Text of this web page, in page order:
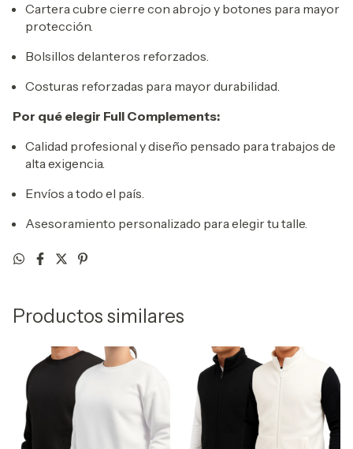
Cartera cubre cierre con abrojo y botones para mayor
protección.
Bolsillos delanteros reforzados.
Costuras reforzadas para mayor durabilidad.
Por qué elegir Full Complements:
Calidad profesional y diseño pensado para trabajos de
alta exigencia.
Envíos a todo el país.
Asesoramiento personalizado para elegir tu talle.
Productos similares